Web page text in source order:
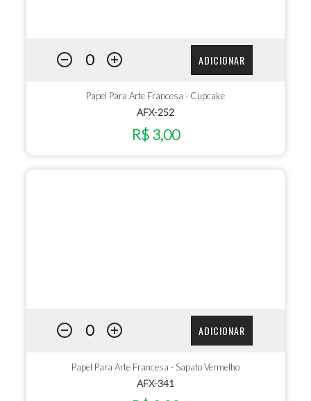
ADICIONAR
Papel Para Arte Francesa - Cupcake
AFX-252
R$ 3,00
ADICIONAR
Papel Para Arte Francesa - Sapato Vermelho
AFX-341